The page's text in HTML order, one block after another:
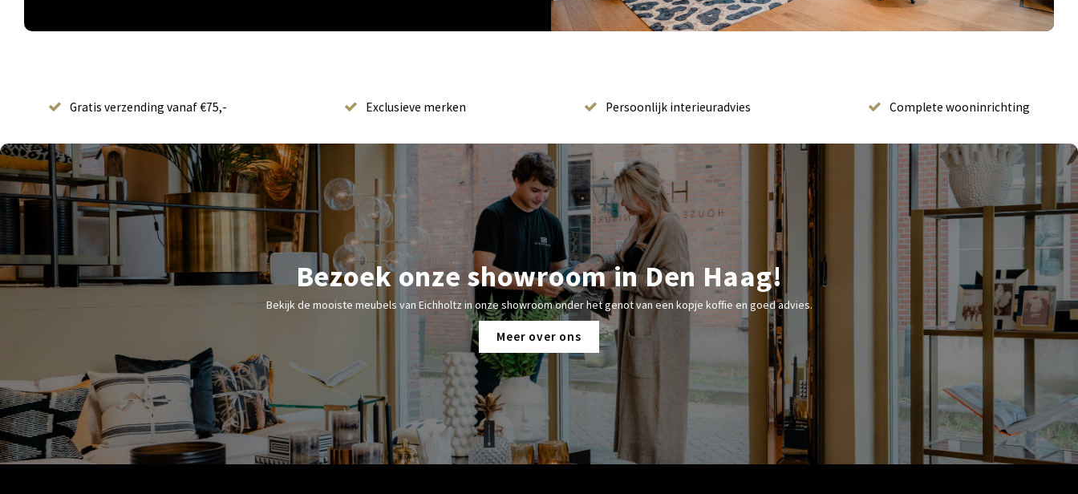
Gratis verzending vanaf €75,- Exclusieve merken Persoonlijk interieuradvies Complete wooninrichting
Bezoek onze showroom in Den Haag!
Bekijk de mooiste meubels van Eichholtz in onze showroom onder het genot van een kopje koffie en goed advies.
Meer over ons